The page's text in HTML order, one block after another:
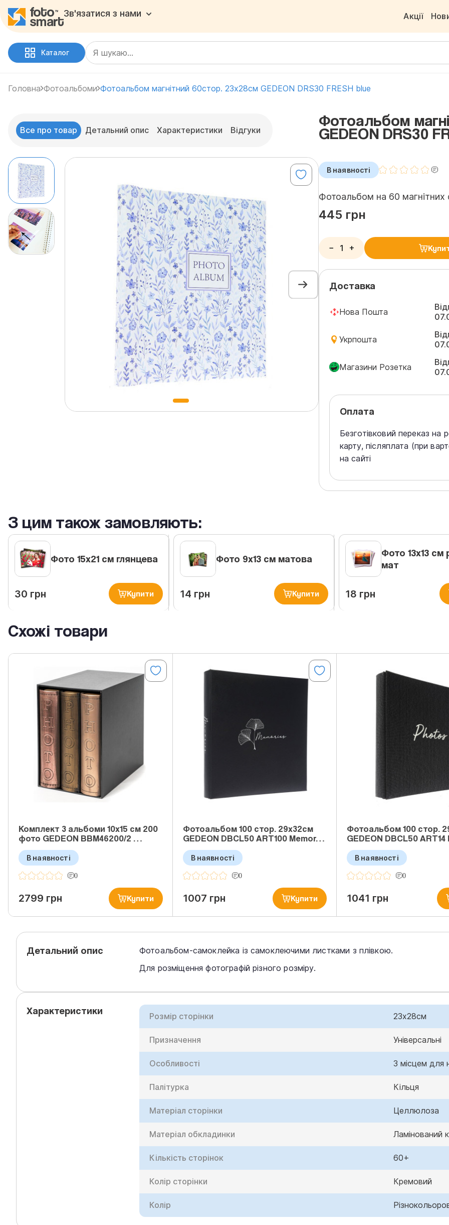
Зв'язатися з нами Акції
Каталог
Головна Фотоальбоми Фотоальбом магнітний 60стор. 23x28см GEDEON DRS30 FRESH blue
Все про товар Детальний опис Характеристики Відгуки
Фотоальбом
GEDEON DRS30
В наявності
Фотоальбом на 60 магнітних
445 грн
− +
Доставка
Нова Пошта
Укрпошта
Магазини Розетка
Оплата
Безготівковий переказ на
карту, післяплата (при
на сайті
З цим також замовляють:
Фото 15х21 см глянцева
30 грн Купити
Фото 9х13 см матова
14 грн Купити
Фото 13х13 см
мат
18 грн
Схожі товари
Комплект 3 альбоми 10x15 см 200
фото GEDEON BBM46200/2 …
В наявності
0
2799 грн Купити
Фотоальбом 100 стор. 29x32см
GEDEON DBCL50 ART100 Memor…
В наявності
0
1007 грн Купити
Фотоальбом 100 стор.
GEDEON DBCL50
В наявності
0
1041 грн
Детальний опис
Фотоальбом-самоклейка із самоклеючими листками з плівкою.
Для розміщення фотографій різного розміру.
Характеристики Розмір сторінки 23х28см
Призначення Універсальні
Особливості З місцем для
Палітурка Кільця
Матеріал сторінки Целлюлоза
Матеріал обкладинки Ламінований
Кількість сторінок 60+
Колір сторінки Кремовий
Колір